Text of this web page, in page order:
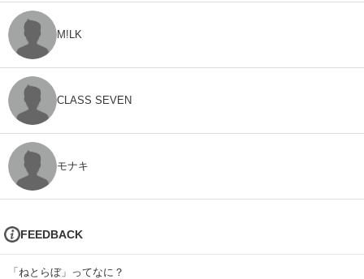
M!LK
CLASS SEVEN
モナキ
FEEDBACK
「ねとらぼ」ってなに？